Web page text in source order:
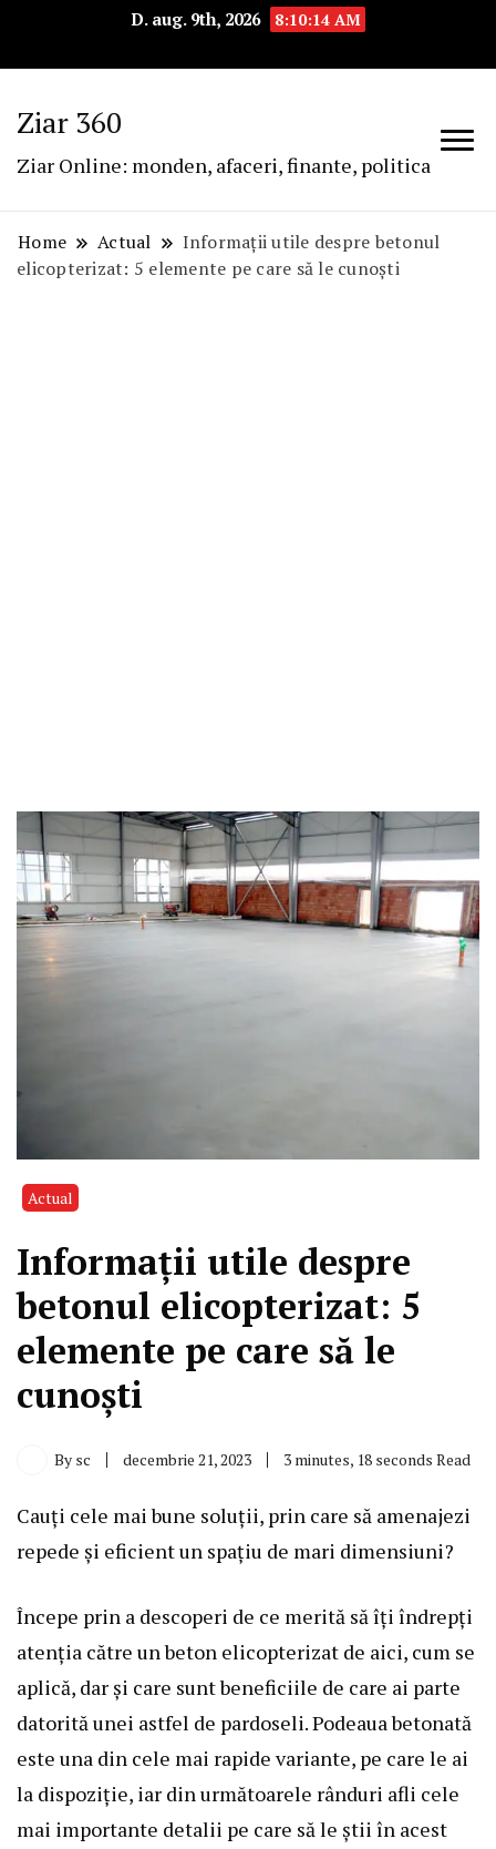
D. aug. 9th, 2026 8:10:15 AM
Ziar 360
Ziar Online: monden, afaceri, finante, politica
Home Actual
Informații utile despre betonul
elicopterizat: 5 elemente pe care să le cunoști
Actual
Informații utile despre
betonul elicopterizat: 5
elemente pe care să le
cunoști
By sc decembrie 21, 2023 3 minutes, 18 seconds Read
Cauți cele mai bune soluții, prin care să amenajezi
repede și eficient un spațiu de mari dimensiuni?
Începe prin a descoperi de ce merită să îți îndrepți
atenția către un beton elicopterizat de aici, cum se
aplică, dar și care sunt beneficiile de care ai parte
datorită unei astfel de pardoseli. Podeaua betonată
este una din cele mai rapide variante, pe care le ai
la dispoziție, iar din următoarele rânduri afli cele
mai importante detalii pe care să le știi în acest